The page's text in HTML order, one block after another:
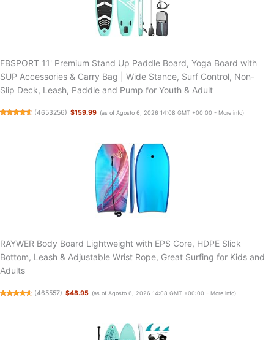
FBSPORT 11' Premium Stand Up Paddle Board, Yoga Board with
SUP Accessories & Carry Bag | Wide Stance, Surf Control, Non-
Slip Deck, Leash, Paddle and Pump for Youth & Adult
(4653256) $159.99 (as of Agosto 6, 2026 14:08 GMT +00:00 - More info)
RAYWER Body Board Lightweight with EPS Core, HDPE Slick
Bottom, Leash & Adjustable Wrist Rope, Great Surfing for Kids and
Adults
(465557) $48.95 (as of Agosto 6, 2026 14:08 GMT +00:00 - More info)